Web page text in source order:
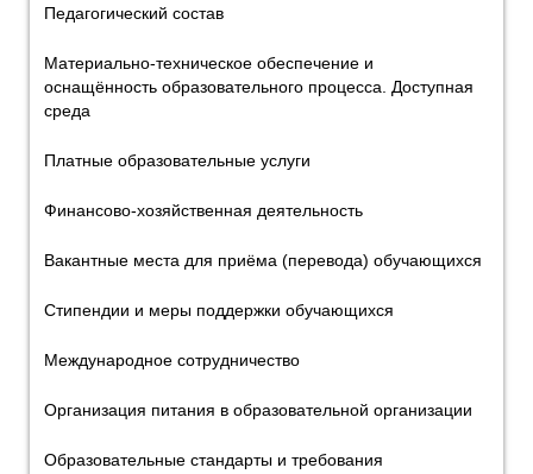
Педагогический состав
Материально-техническое обеспечение и
оснащённость образовательного процесса. Доступная
среда
Платные образовательные услуги
Финансово-хозяйственная деятельность
Вакантные места для приёма (перевода) обучающихся
Стипендии и меры поддержки обучающихся
Международное сотрудничество
Организация питания в образовательной организации
Образовательные стандарты и требования